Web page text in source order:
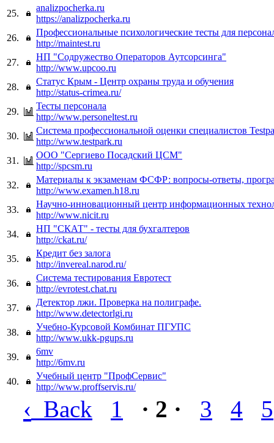
25.
analizpocherka.ru
https://analizpocherka.ru
26.
Профессиональные психологические тесты для
http://maintest.ru
27.
НП "Содружество Операторов Аутсорсинга"
http://www.upcoo.ru
28.
Статус Крым - Центр охраны труда и обучения
http://status-crimea.ru/
29.
Тесты персонала
http://www.personeltest.ru
30.
Система профессиональной оценки специалистов
http://www.testpark.ru
31.
ООО "Сергиево Посадский ЦСМ"
http://spcsm.ru
32.
Материалы к экзаменам ФСФР: вопросы-ответы,
http://www.examen.h18.ru
33.
Научно-инновационный центр информационных
http://www.nicit.ru
34.
НП "СКАТ" - тесты для бухгалтеров
http://ckat.ru/
35.
Кредит без залога
http://invereal.narod.ru/
36.
Система тестирования Евротест
http://evrotest.chat.ru
37.
Детектор лжи. Проверка на полиграфе.
http://www.detectorlgi.ru
38.
Учебно-Курсовой Комбинат ПГУПС
http://www.ukk-pgups.ru
39.
6mv
http://6mv.ru
40.
Учебный центр "ПрофСервис"
http://www.proffservis.ru/
‹ Back 1 · 2 · 3 4 5